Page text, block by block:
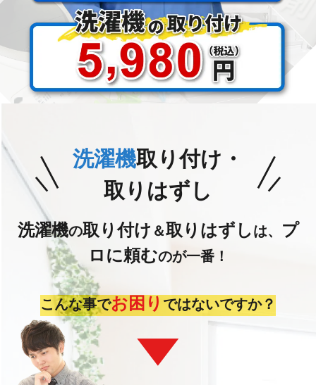
洗濯機取り付け・
取りはずし
洗濯機の取り付け ＆取りはずしは、
プ
ロに頼むのが一番！
こんな事でお困り ではないですか？